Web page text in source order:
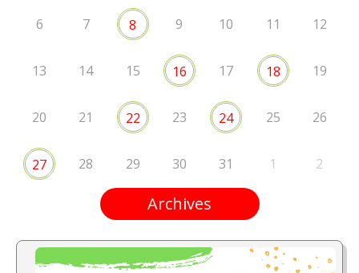
6 7 8 9 10 11 12
13 14 15 16 17 18 19
20 21 22 23 24 25 26
27 28 29 30 31 1 2
Archives